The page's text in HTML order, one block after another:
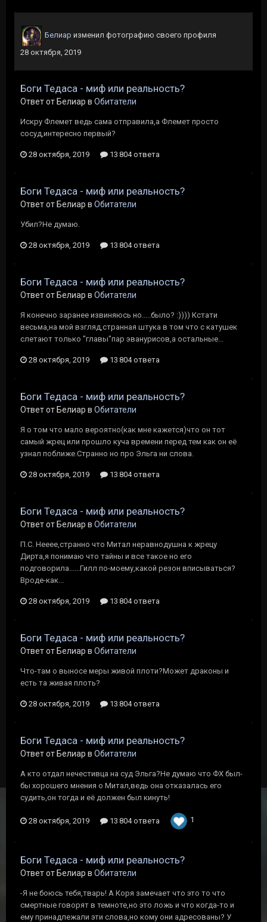
Белиар изменил фотографию своего профиля
28 октября, 2019
Боги Тедаса - миф или реальность?
Ответ от Белиар в Обитатели
Искру Флемет ведь сама отправила,а Флемет просто
сосуд,интересно первый?
28 октября, 2019 13 804 ответа
Боги Тедаса - миф или реальность?
Ответ от Белиар в Обитатели
Убил?Не думаю.
28 октября, 2019 13 804 ответа
Боги Тедаса - миф или реальность?
Ответ от Белиар в Обитатели
Я конечно заранее извиняюсь но.....было? :)))) Кстати
весьма,на мой взгляд,странная штука в том что с катушек
слетают только "главы"пар эванурисов,а остальные...
28 октября, 2019 13 804 ответа
Боги Тедаса - миф или реальность?
Ответ от Белиар в Обитатели
Я о том что мало вероятно(как мне кажется)что он тот
самый жрец или прошло куча времени перед тем как он её
узнал поближе.Странно но про Эльга ни слова.
28 октября, 2019 13 804 ответа
Боги Тедаса - миф или реальность?
Ответ от Белиар в Обитатели
П.С. Нееее,странно что Митал неравнодушна к жрецу
Дирта,я понимаю что тайны и все такое но его
подговорила......Гилл по-моему,какой резон вписываться?
Вроде-как...
28 октября, 2019 13 804 ответа
Боги Тедаса - миф или реальность?
Ответ от Белиар в Обитатели
Что-там о выносе меры живой плоти?Может драконы и
есть та живая плоть?
28 октября, 2019 13 804 ответа
Боги Тедаса - миф или реальность?
Ответ от Белиар в Обитатели
А кто отдал нечестивца на суд Эльга?Не думаю что ФХ был-
бы хорошего мнения о Митал,ведь она отказалась его
судить,он тогда и её должен был кинуть!
28 октября, 2019 13 804 ответа 1
Боги Тедаса - миф или реальность?
Ответ от Белиар в Обитатели
-Я не боюсь тебя,тварь! А Коря замечает что это то что
смертные говорят в темноте,но это ложь и что когда-то и
ему принадлежали эти слова,но кому они адресованы? У